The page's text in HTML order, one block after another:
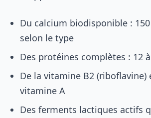
Du calcium biodisponible :
selon le type
Des protéines complètes : 12
De la vitamine B2 (riboflavine)
vitamine A
Des ferments lactiques actifs